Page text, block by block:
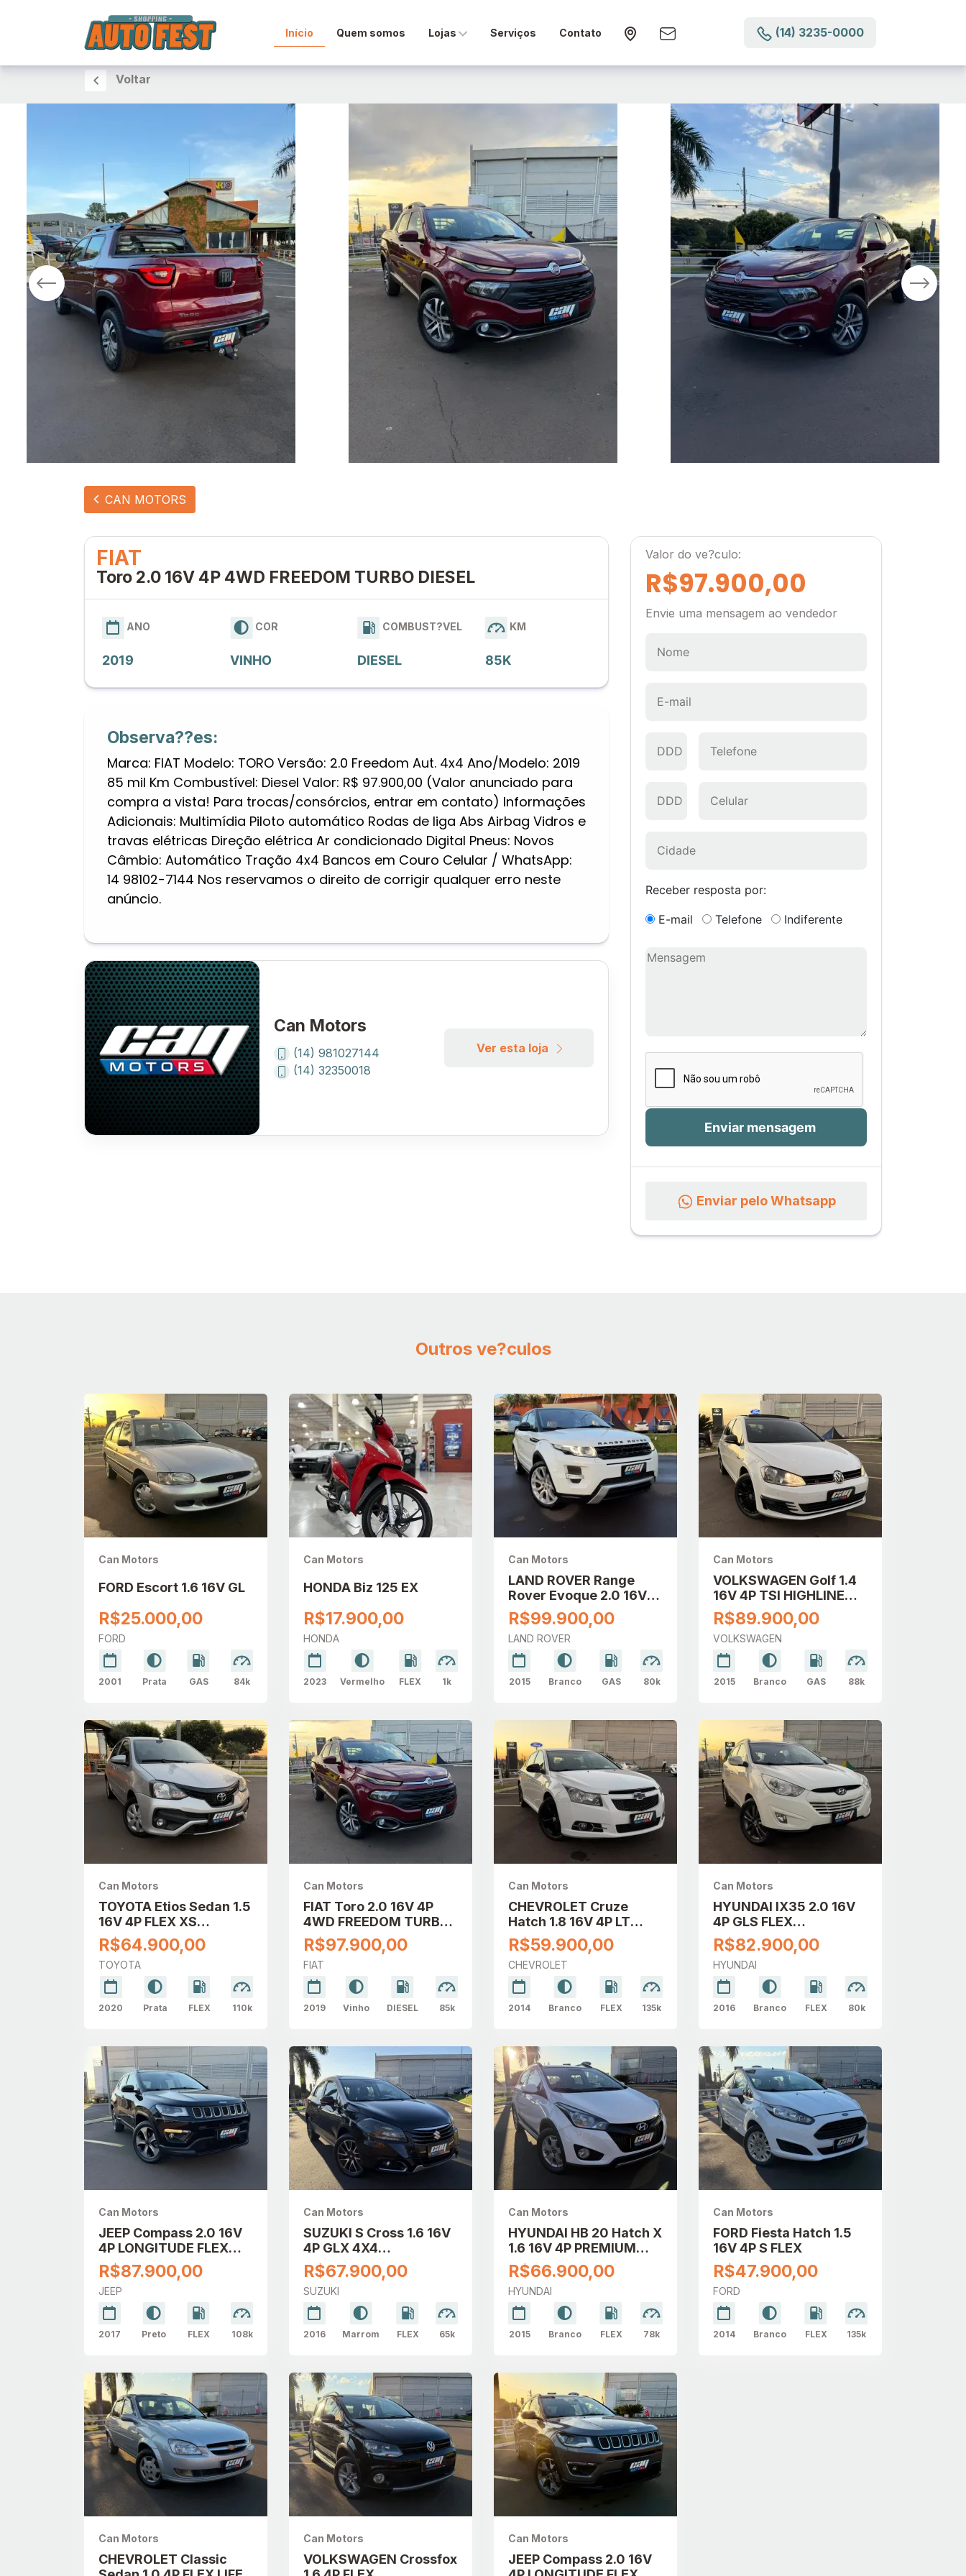
Início Quem somos Lojas Serviços Contato (14) 3235-0000
Voltar
CAN MOTORS
FIAT
Toro 2.0 16V 4P 4WD FREEDOM TURBO DIESEL
ANO
2019
COR
VINHO
COMBUST?VEL
DIESEL
KM
85K
Observa??es:
Marca: FIAT Modelo: TORO Versão: 2.0 Freedom Aut. 4x4 Ano/Modelo: 2019
85 mil Km Combustível: Diesel Valor: R$ 97.900,00 (Valor anunciado para
compra a vista! Para trocas/consórcios, entrar em contato) Informações
Adicionais: Multimídia Piloto automático Rodas de liga Abs Airbag Vidros e
travas elétricas Direção elétrica Ar condicionado Digital Pneus: Novos
Câmbio: Automático Tração 4x4 Bancos em Couro Celular / WhatsApp:
14 98102-7144 Nos reservamos o direito de corrigir qualquer erro neste
anúncio.
Can Motors
(14) 981027144
(14) 32350018
Ver esta loja
Valor do ve?culo:
R$97.900,00
Envie uma mensagem ao vendedor
Receber resposta por:
E-mail Telefone Indiferente
Enviar pelo Whatsapp
Outros ve?culos
Can Motors
FORD Escort 1.6 16V GL
R$25.000,00
FORD
2001 Prata GAS 84k
Can Motors
HONDA Biz 125 EX
R$17.900,00
HONDA
2023 Vermelho FLEX 1k
Can Motors
LAND ROVER Range
Rover Evoque 2.0 16V
4P 4WD DYNAMIC
AUTOMÁTICO
R$99.900,00
LAND ROVER
2015 Branco GAS 80k
Can Motors
VOLKSWAGEN Golf 1.4
16V 4P TSI HIGHLINE
AUTOMÁTICO
R$89.900,00
VOLKSWAGEN
2015 Branco GAS 88k
Can Motors
TOYOTA Etios Sedan 1.5
16V 4P FLEX XS
AUTOMÁTICO
R$64.900,00
TOYOTA
2020 Prata FLEX 110k
Can Motors
FIAT Toro 2.0 16V 4P
4WD FREEDOM TURBO
DIESEL
R$97.900,00
FIAT
2019 Vinho DIESEL 85k
Can Motors
CHEVROLET Cruze
Hatch 1.8 16V 4P LT
SPORT FLEX
R$59.900,00
CHEVROLET
2014 Branco FLEX 135k
Can Motors
HYUNDAI IX35 2.0 16V
4P GLS FLEX
AUTOMÁTICO
R$82.900,00
HYUNDAI
2016 Branco FLEX 80k
Can Motors
JEEP Compass 2.0 16V
4P LONGITUDE FLEX
AUTOMÁTICO
R$87.900,00
JEEP
2017 Preto FLEX 108k
Can Motors
SUZUKI S Cross 1.6 16V
4P GLX 4X4
AUTOMÁTICO
R$67.900,00
SUZUKI
2016 Marrom FLEX 65k
Can Motors
HYUNDAI HB 20 Hatch X
1.6 16V 4P PREMIUM
FLEX AUTOMÁTICO
R$66.900,00
HYUNDAI
2015 Branco FLEX 78k
Can Motors
FORD Fiesta Hatch 1.5
16V 4P S FLEX
R$47.900,00
FORD
2014 Branco FLEX 135k
Can Motors
CHEVROLET Classic
Can Motors
VOLKSWAGEN Crossfox
Can Motors
JEEP Compass 2.0 16V